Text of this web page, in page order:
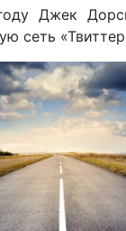
Джек
сеть